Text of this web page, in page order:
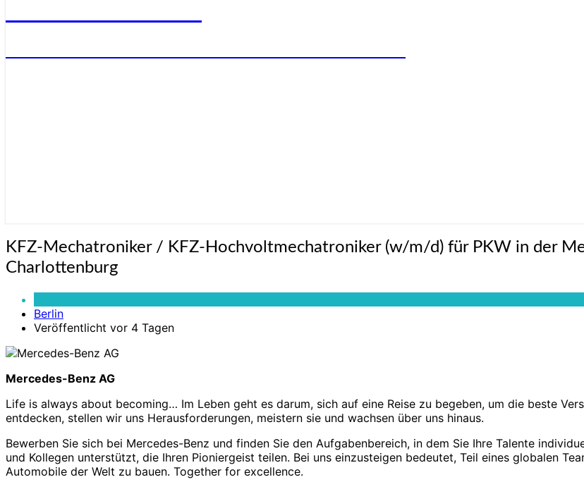
KFZ-
Mechatroniker
/
Hochvoltmechatroniker
(w/m/d)
PKW
in
der
Mercedes-
Benz
Niederlassung
Berlin,
Standort:
Charlottenburg
KFZ-Mechatroniker / KFZ-Hochvoltmechatroniker (w/m/d) für PKW in der
Charlottenburg
Berlin
Veröffentlicht vor 4 Tagen
Mercedes-Benz AG
Life is always about becoming… Im Leben geht es darum, sich auf eine Reise zu begeben, um die beste
entdecken, stellen wir uns Herausforderungen, meistern sie und wachsen über uns hinaus.
Bewerben Sie sich bei Mercedes-Benz und finden Sie den Aufgabenbereich, in dem Sie Ihre Talente
und Kollegen unterstützt, die Ihren Pioniergeist teilen. Bei uns einzusteigen bedeutet, Teil eines globalen
Automobile der Welt zu bauen. Together for excellence.